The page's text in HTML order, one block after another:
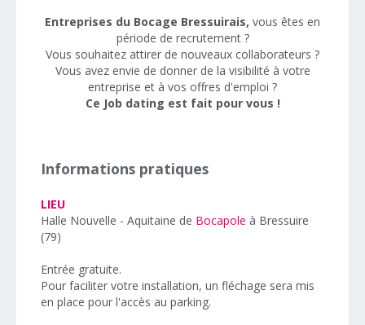
Entreprises du Bocage Bressuirais, vous êtes en
période de recrutement ?
Vous souhaitez attirer de nouveaux collaborateurs ?
Vous avez envie de donner de la visibilité à votre
entreprise et à vos offres d'emploi ?
Ce Job dating est fait pour vous !
Informations pratiques
LIEU
Halle Nouvelle - Aquitaine de Bocapole à Bressuire
(79)
Entrée gratuite.
Pour faciliter votre installation, un fléchage sera mis
en place pour l'accès au parking.